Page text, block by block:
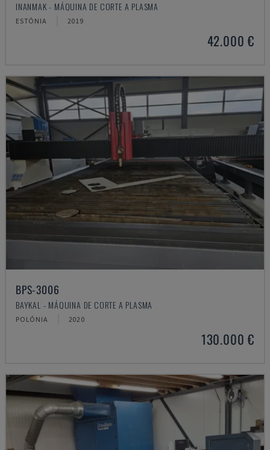
INANMAK - MÁQUINA DE CORTE A PLASMA
ESTÓNIA 2019
42.000 €
BPS-3006
BAYKAL - MÁQUINA DE CORTE A PLASMA
POLÓNIA 2020
130.000 €